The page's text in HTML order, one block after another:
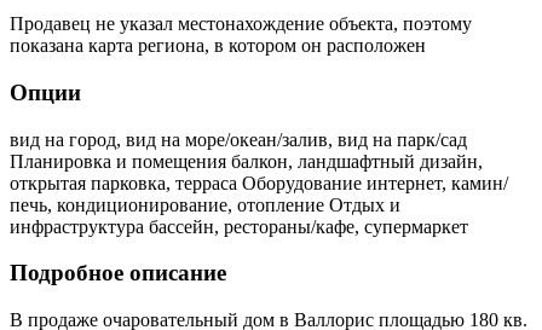
Продавец не указал местонахождение объекта, поэтому
показана карта региона, в котором он расположен
Опции
вид на город, вид на море/океан/залив, вид на парк/сад
Планировка и помещения балкон, ландшафтный дизайн,
открытая парковка, терраса Оборудование интернет, камин/
печь, кондиционирование, отопление Отдых и
инфраструктура бассейн, рестораны/кафе, супермаркет
Подробное описание
В продаже очаровательный дом в Валлорис площадью 180 кв.